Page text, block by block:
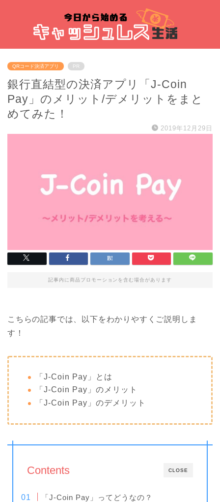
QRコード決済アプリ PR
銀行直結型の決済アプリ「J-Coin
Pay」のメリット/デメリットをまと
めてみた！
2019年12月29日
記事内に商品プロモーションを含む場合があります
こちらの記事では、以下をわかりやすくご説明しま
す！
「J-Coin Pay」とは
「J-Coin Pay」のメリット
「J-Coin Pay」のデメリット
CLOSE
Contents
「J-Coin Pay」ってどうなの？